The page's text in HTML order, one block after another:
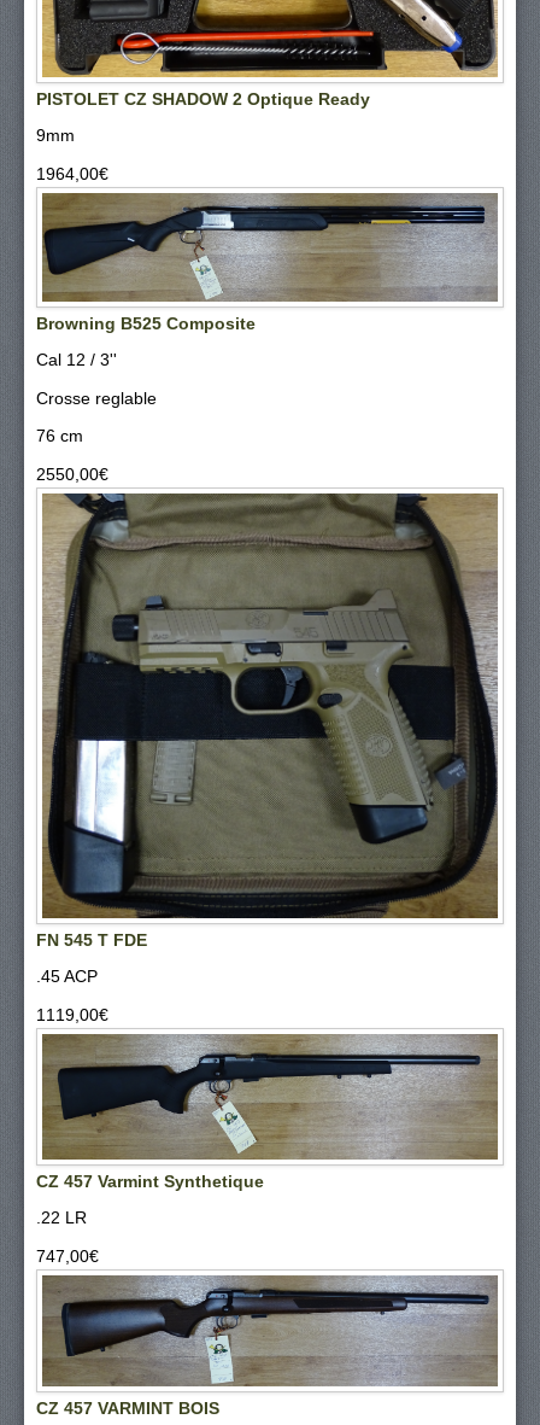
PISTOLET CZ SHADOW 2 Optique Ready
9mm
1964,00‎€
Browning B525 Composite
Cal 12 / 3''
Crosse reglable
76 cm
2550,00‎€
FN 545 T FDE
.45 ACP
1119,00‎€
CZ 457 Varmint Synthetique
.22 LR
747,00‎€
CZ 457 VARMINT BOIS